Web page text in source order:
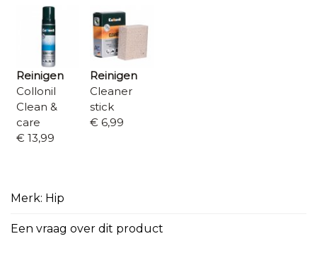
Reinigen
Collonil
Clean &
care
€ 13,99
Reinigen
Cleaner
stick
€ 6,99
Merk: Hip
Een vraag over dit product